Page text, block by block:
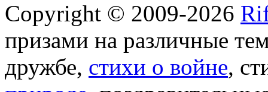
Copyright © 2009-2026
призами на различные
дружбе, стихи о войне,